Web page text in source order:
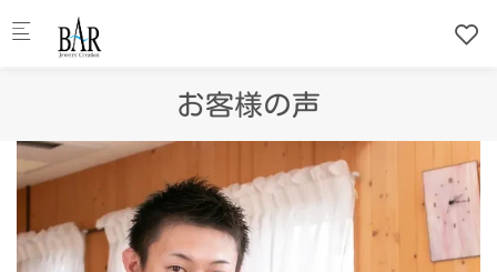
Skip to main content
お客様の声